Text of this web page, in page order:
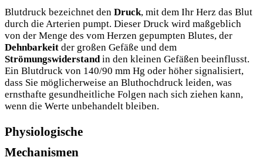
Blutdruck bezeichnet den Druck, mit dem Ihr Herz das Blut
durch die Arterien pumpt. Dieser Druck wird maßgeblich
von der Menge des vom Herzen gepumpten Blutes, der
Dehnbarkeit der großen Gefäße und dem
Strömungswiderstandin den kleinen Gefäßen beeinflusst.
Ein Blutdruck von 140/90 mm Hg oder höher signalisiert,
dass Sie möglicherweise an Bluthochdruck leiden, was
ernsthafte gesundheitliche Folgen nach sich ziehen kann,
wenn die Werte unbehandelt bleiben.
Physiologische
Mechanismen